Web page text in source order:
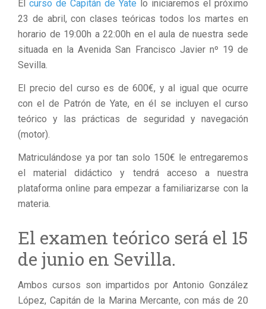
El curso de Capitán de Yate lo iniciaremos el próximo
23 de abril, con clases teóricas todos los martes en
horario de 19:00h a 22:00h en el aula de nuestra sede
situada en la Avenida San Francisco Javier nº 19 de
Sevilla.
El precio del curso es de 600€, y al igual que ocurre
con el de Patrón de Yate, en él se incluyen el curso
teórico y las prácticas de seguridad y navegación
(motor).
Matriculándose ya por tan solo 150€ le entregaremos
el material didáctico y tendrá acceso a nuestra
plataforma online para empezar a familiarizarse con la
materia.
El examen teórico será el 15
de junio en Sevilla.
Ambos cursos son impartidos por Antonio González
López, Capitán de la Marina Mercante, con más de 20